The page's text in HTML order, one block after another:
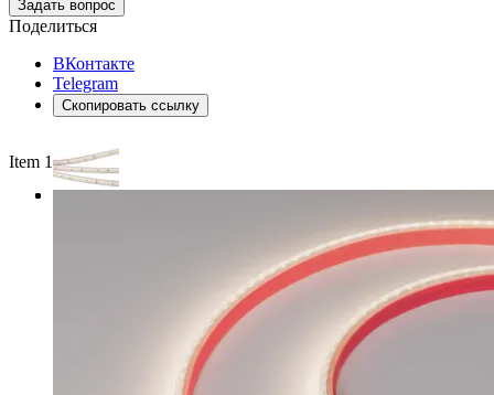
Задать вопрос
Поделиться
ВКонтакте
Telegram
Скопировать ссылку
Item 1 of 3